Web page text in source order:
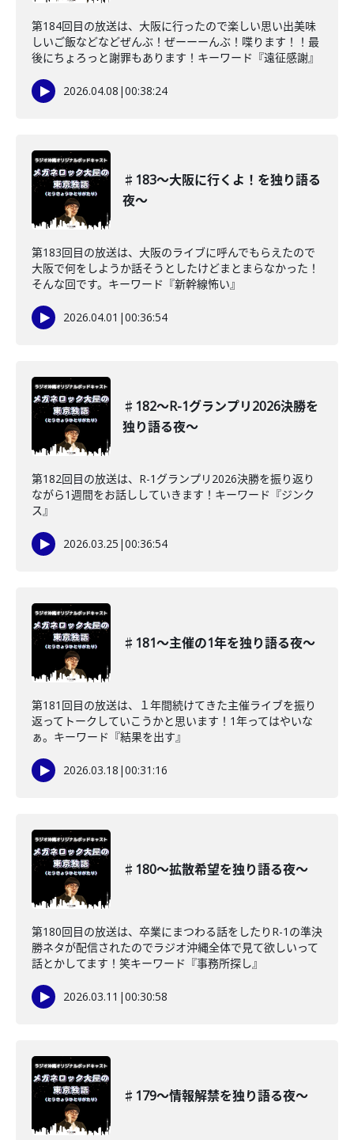
第184回目の放送は、大阪に行ったので楽しい思い出美味
しいご飯などなどぜんぶ！ぜーーーんぶ！喋ります！！最
後にちょろっと謝罪もあります！キーワード『遠征感謝』
2026.04.08 |00:38:24
♯183〜大阪に行くよ！を独り語る
夜〜
第183回目の放送は、大阪のライブに呼んでもらえたので
大阪で何をしようか話そうとしたけどまとまらなかった！
そんな回です。キーワード『新幹線怖い』
2026.04.01 |00:36:54
♯182〜R-1グランプリ2026決勝を
独り語る夜〜
第182回目の放送は、R-1グランプリ2026決勝を振り返り
ながら1週間をお話ししていきます！キーワード『ジンク
ス』
2026.03.25 |00:36:54
♯181〜主催の1年を独り語る夜〜
第181回目の放送は、１年間続けてきた主催ライブを振り
返ってトークしていこうかと思います！1年ってはやいな
ぁ。キーワード『結果を出す』
2026.03.18 |00:31:16
♯180〜拡散希望を独り語る夜〜
第180回目の放送は、卒業にまつわる話をしたりR-1の準決
勝ネタが配信されたのでラジオ沖縄全体で見て欲しいって
話とかしてます！笑キーワード『事務所探し』
2026.03.11 |00:30:58
♯179〜情報解禁を独り語る夜〜